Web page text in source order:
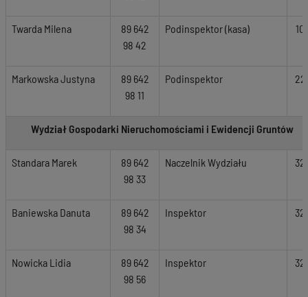
Twarda Milena
89 642
98 42
Podinspektor (kasa)
Markowska Justyna
89 642
98 11
Podinspektor
Wydział Gospodarki Nieruchomościami i Ewidencji Gruntów
Standara Marek
89 642
98 33
Naczelnik Wydziału
Baniewska Danuta
89 642
98 34
Inspektor
Nowicka Lidia
89 642
98 56
Inspektor